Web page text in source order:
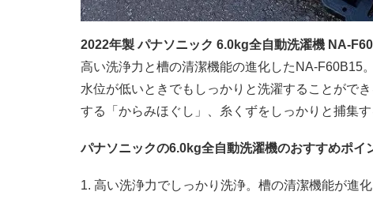
2022年製 パナソニック 6.0kg全自動洗濯機 NA-
高い洗浄力と槽の清潔機能の進化したNA-F60B15。
水位が低いときでもしっかりと洗濯することがで
する「からみほぐし」、糸くずをしっかりと捕集
パナソニックの6.0kg全自動洗濯機のおすすめポイ
1. 高い洗浄力でしっかり洗浄。槽の清潔機能が進化